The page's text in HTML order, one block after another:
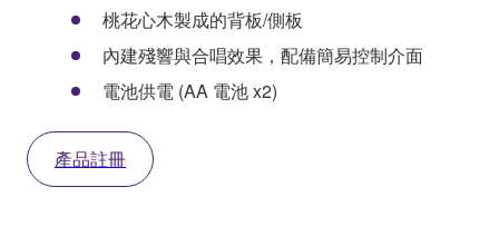
桃花心木製成的背板/側板
內建殘響與合唱效果，配備簡易控制介面
電池供電 (AA 電池 x2)
產品註冊